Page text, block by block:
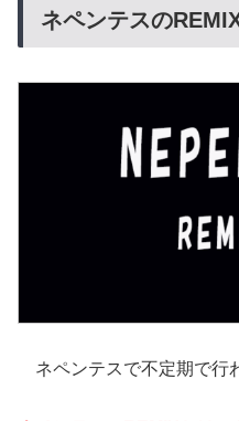
ネペンテスの
ネペンテスで不定期で行